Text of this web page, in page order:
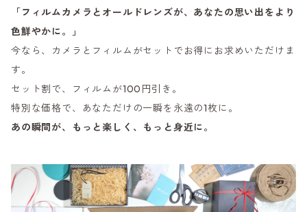
「フィルムカメラとオールドレンズが、あなたの思い出をより
色鮮やかに。」
今なら、カメラとフィルムがセットでお得にお求めいただけま
す。
セット割で、フィルムが100円引き。
特別な価格で、あなただけの一瞬を永遠の1枚に。
あの瞬間が、もっと楽しく、もっと身近に。